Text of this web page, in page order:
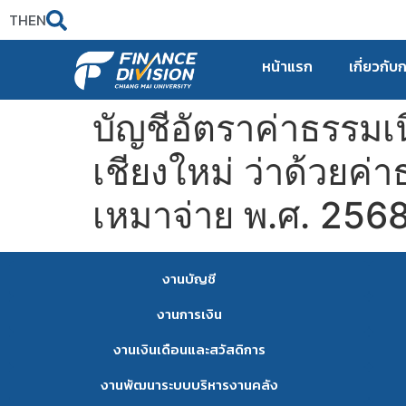
THEN
หน้าแรก เกี่ยวกับ
บัญชีอัตราค่าธรรม
เชียงใหม่ ว่าด้วยค่
เหมาจ่าย พ.ศ.
งานบัญชี
งานการเงิน
งานเงินเดือนและสวัสดิการ
งานพัฒนาระบบบริหารงานคลัง